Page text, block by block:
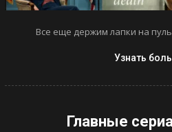
Все еще держим лапки на
Узнать
Главные